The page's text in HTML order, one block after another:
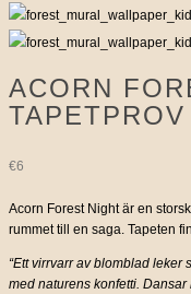
ACORN
TAPETPROV
€6
Acorn Forest Night är en
rummet till en saga. Tapeten
“Ett virrvarr av blomblad
med naturens konfetti.